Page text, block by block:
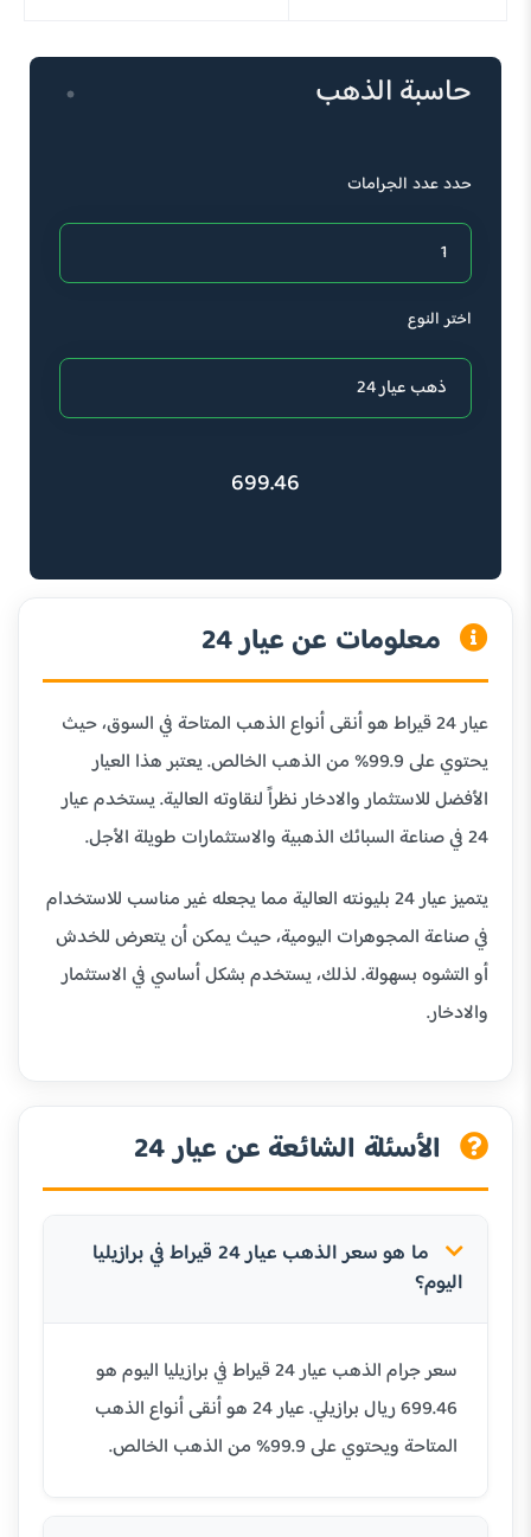
حاسبة الذهب
حدد عدد الجرامات
اختر النوع
699.46
معلومات عن عيار 24
عيار 24 قيراط هو أنقى أنواع الذهب المتاحة في السوق، حيث
يحتوي على 99.9% من الذهب الخالص. يعتبر هذا العيار
الأفضل للاستثمار والادخار نظراً لنقاوته العالية. يستخدم عيار
24 في صناعة السبائك الذهبية والاستثمارات طويلة الأجل.
يتميز عيار 24 بليونته العالية مما يجعله غير مناسب للاستخدام
في صناعة المجوهرات اليومية، حيث يمكن أن يتعرض للخدش
أو التشوه بسهولة. لذلك، يستخدم بشكل أساسي في الاستثمار
والادخار.
الأسئلة الشائعة عن عيار 24
ما هو سعر الذهب عيار 24 قيراط في برازيليا
اليوم؟
سعر جرام الذهب عيار 24 قيراط في برازيليا اليوم هو
699.46 ريال برازيلي. عيار 24 هو أنقى أنواع الذهب
المتاحة ويحتوي على 99.9% من الذهب الخالص.